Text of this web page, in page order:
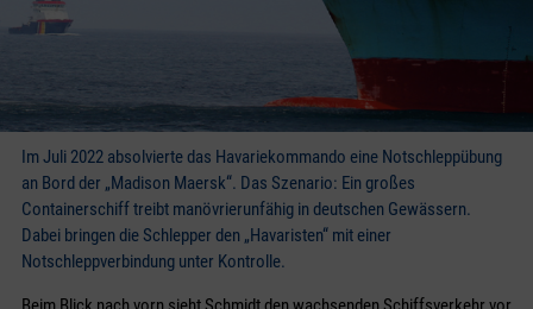
Im Juli 2022 absolvierte das Havariekommando eine Notschleppübung
an Bord der „Madison Maersk“. Das Szenario: Ein großes
Containerschiff treibt manövrierunfähig in deutschen Gewässern.
Dabei bringen die Schlepper den „Havaristen“ mit einer
Notschleppverbindung unter Kontrolle.